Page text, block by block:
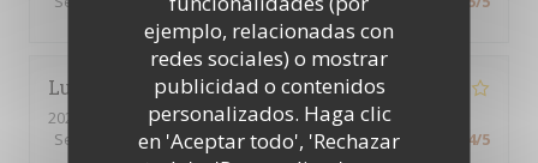
ejemplo, relacionadas con
redes sociales) o mostrar
publicidad o contenidos
personalizados. Haga clic
en 'Aceptar todo', 'Rechazar
Lucie
2026-08-06
- 18:00 - Invitados 2
Servicio
/5 Ambiente:4/5 Menú 4/5 Calidad / Precio 4/5